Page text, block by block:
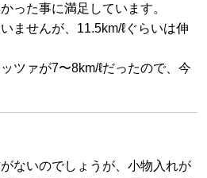
った事に満足しています。
ませんが、11.5km/ℓぐらいは伸
ツァが7〜8km/ℓだったので、今
ないのでしょうが、小物入れが